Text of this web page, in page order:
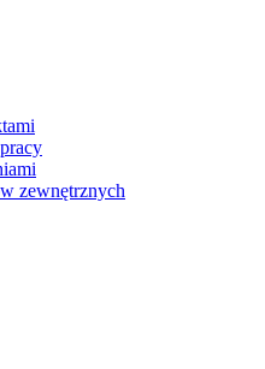
zewnętrznych